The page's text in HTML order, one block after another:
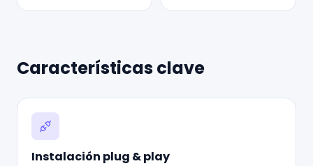
Características clave
Instalación plug & play